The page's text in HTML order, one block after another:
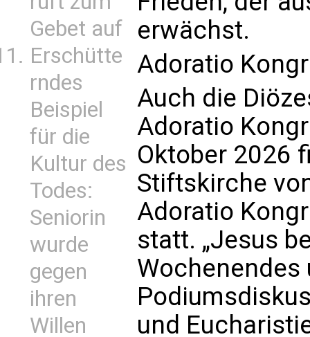
Gebet auf
Erschütte
rndes
Beispiel
für die
Kultur des
Todes:
Seniorin
wurde
gegen
ihren
Willen
erwächst.
Adoratio
Auch die
Adoratio
Oktober 2026
Stiftskirche
Adoratio
statt. „Jesus
Wochenendes
und